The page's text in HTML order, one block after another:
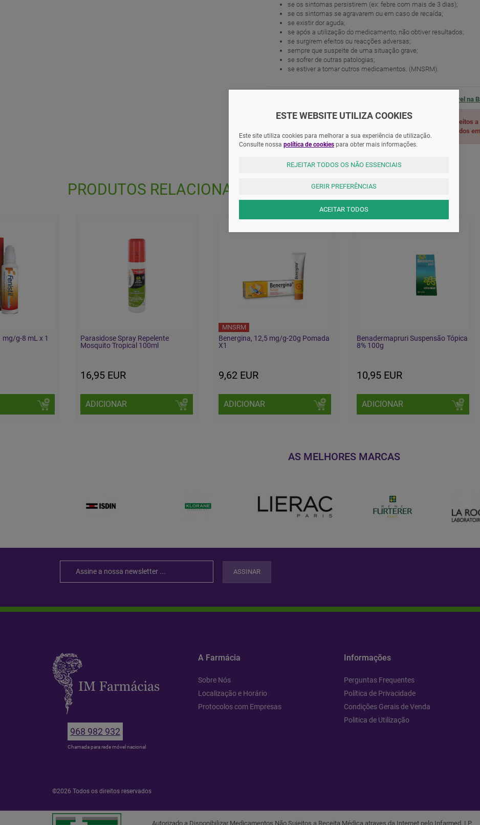
se os sintomas persistirem (ex: febre com mais de 3 dias);
se os sintomas se agravarem ou em caso de recaída;
se existir dor aguda;
se após a utilização do medicamento, não obtiver resultados;
se surgirem efeitos ou reacções adversas;
sempre que suspeite de uma situação grave;
se sofrer de outras patologias;​
se estiver a tomar outros medicamentos. (MNSRM).
Folheto Informativo (FI) sobre este medicamento está disponível na
Informamos os nossos clientes que os Medicamentos Não Sujeitos
entregues no Concelhos indicados em
PRODUTOS RELACIONADOS
mg/g-8 mL x 1
Parasidose Spray Repelente
Mosquito Tropical 100ml
16,95 EUR
ADICIONAR
MNSRM
Benergina, 12,5 mg/g-20g Pomada
X1
9,62 EUR
ADICIONAR
Benadermapruri Suspensão Tópica
8% 100g
10,95 EUR
ADICIONAR
AS MELHORES MARCAS
ASSINAR
968 982 932
Chamada para rede móvel nacional
A Farmácia
Sobre Nós
Localização e Horário
Protocolos com Empresas
Informações
Perguntas Frequentes
Política de Privacidade
Condições Gerais de Venda
Politica de Utilização
©2026 Todos os direitos reservados
Autorizado a Disponibilizar Medicamentos Não Sujeitos a Receita Médica atraves da Internet pelo Infarmed, I.P.
ESTE WEBSITE UTILIZA COOKIES
Este site utiliza cookies para melhorar a sua experiência de utilização.
Consulte nossa política de cookies para obter mais informações.
REJEITAR TODOS OS NÃO ESSENCIAIS
GERIR PREFERÊNCIAS
ACEITAR TODOS